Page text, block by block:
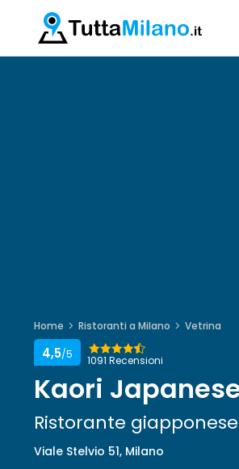
Home Ristoranti a Milano Vetrina
1091 Recensioni
4,5/5
Kaori
Ristorante
Viale Stelvio 51, Milano